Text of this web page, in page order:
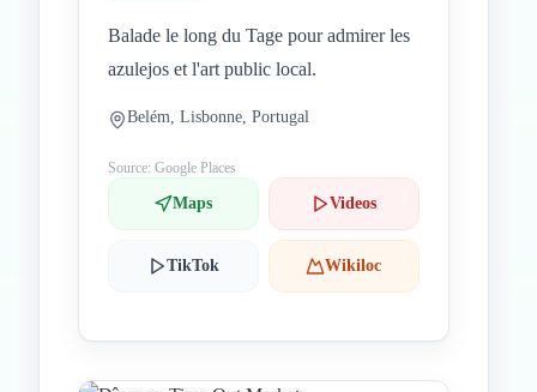
Balade le long du Tage pour admirer les
azulejos et l'art public local.
Belém, Lisbonne, Portugal
Source: Google Places
Maps Videos
TikTok Wikiloc